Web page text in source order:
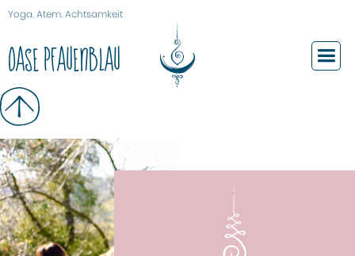
Yoga. Atem. Achtsamkeit
Oase Pfauenblau